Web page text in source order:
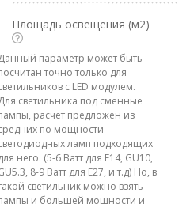
Площадь освещения (м2)
параметр может быть
точно только для
с LED модулем.
светильника под сменные
расчет предложен из
по мощности
ламп подходящих
него. (5-6 Ватт для E14, GU10,
8-9 Ватт для E27, и т.д) Но, в
светильник можно взять
и большей мощности и